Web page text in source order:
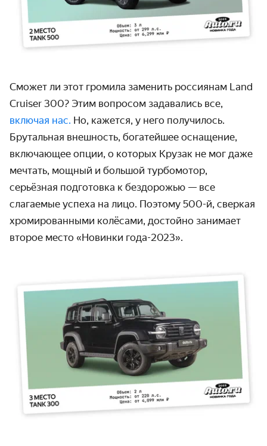
Сможет ли этот громила заменить россиянам Land
Cruiser 300? Этим вопросом задавались все,
включая нас. Но, кажется, у него получилось.
Брутальная внешность, богатейшее оснащение,
включающее опции, о которых Крузак не мог даже
мечтать, мощный и большой турбомотор,
серьёзная подготовка к бездорожью — все
слагаемые успеха на лицо. Поэтому 500-й, сверкая
хромированными колёсами, достойно занимает
второе место «Новинки года-2023».